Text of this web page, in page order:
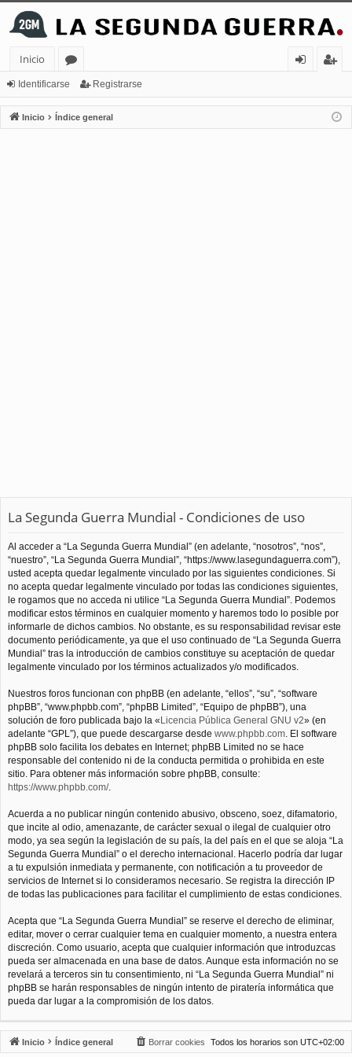
Inicio
or
os
nt
ifi
ist
ra
Identificarse Registrarse
Inicio Índice general
La Segunda Guerra Mundial - Condiciones de uso
Al acceder a “La Segunda Guerra Mundial” (en adelante, “nosotros”, “nos”,
“nuestro”, “La Segunda Guerra Mundial”, “https://www.lasegundaguerra.com”),
usted acepta quedar legalmente vinculado por las siguientes condiciones. Si
no acepta quedar legalmente vinculado por todas las condiciones siguientes,
le rogamos que no acceda ni utilice “La Segunda Guerra Mundial”. Podemos
modificar estos términos en cualquier momento y haremos todo lo posible por
informarle de dichos cambios. No obstante, es su responsabilidad revisar este
documento periódicamente, ya que el uso continuado de “La Segunda Guerra
Mundial” tras la introducción de cambios constituye su aceptación de quedar
legalmente vinculado por los términos actualizados y/o modificados.
Nuestros foros funcionan con phpBB (en adelante, “ellos”, “su”, “software
phpBB”, “www.phpbb.com”, “phpBB Limited”, “Equipo de phpBB”), una
solución de foro publicada bajo la «Licencia Pública General GNU v2» (en
adelante “GPL”), que puede descargarse desde www.phpbb.com. El software
phpBB solo facilita los debates en Internet; phpBB Limited no se hace
responsable del contenido ni de la conducta permitida o prohibida en este
sitio. Para obtener más información sobre phpBB, consulte:
https://www.phpbb.com/.
Acuerda a no publicar ningún contenido abusivo, obsceno, soez, difamatorio,
que incite al odio, amenazante, de carácter sexual o ilegal de cualquier otro
modo, ya sea según la legislación de su país, la del país en el que se aloja “La
Segunda Guerra Mundial” o el derecho internacional. Hacerlo podría dar lugar
a tu expulsión inmediata y permanente, con notificación a tu proveedor de
servicios de Internet si lo consideramos necesario. Se registra la dirección IP
de todas las publicaciones para facilitar el cumplimiento de estas condiciones.
Acepta que “La Segunda Guerra Mundial” se reserve el derecho de eliminar,
editar, mover o cerrar cualquier tema en cualquier momento, a nuestra entera
discreción. Como usuario, acepta que cualquier información que introduzcas
pueda ser almacenada en una base de datos. Aunque esta información no se
revelará a terceros sin tu consentimiento, ni “La Segunda Guerra Mundial” ni
phpBB se harán responsables de ningún intento de piratería informática que
pueda dar lugar a la compromisión de los datos.
Inicio Índice general Todos los horarios son UTC+02:00
Borrar cookies